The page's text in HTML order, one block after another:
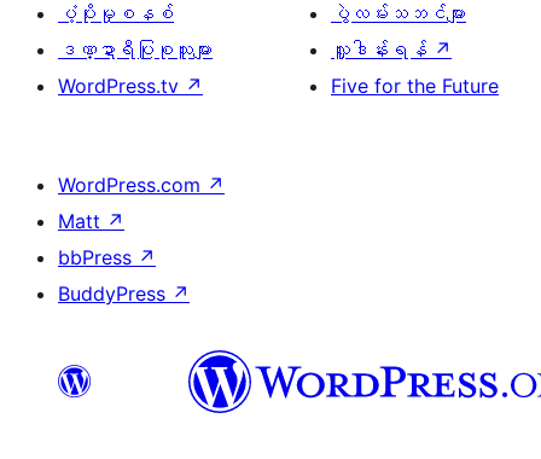
ပံ့ပိုးမှုစနစ်
ဒဏ္ဍာရီပြုစုသူများ
WordPress.tv ↗
ပွဲလမ်းသဘင်များ
လှူဒါန်းရန် ↗
Five for the Future
WordPress.com ↗
Matt ↗
bbPress ↗
BuddyPress ↗